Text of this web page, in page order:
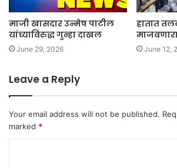
माजी खासदार उन्मेष पाटील
यांच्याविरुद्ध गुन्हा दाखल
June 29, 2026
हातात
June 12,
Leave a Reply
Your email address will not be published.
marked *